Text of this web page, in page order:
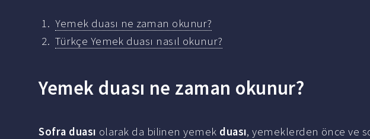
Yemek duası ne zaman okunur?
Türkçe Yemek duası nasıl okunur?
Yemek duası ne zaman okunur?
Sofra duası olarak da bilinen yemek duası, yemeklerden önce ve